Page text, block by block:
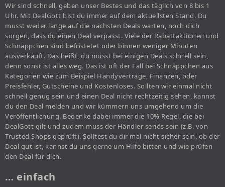
Wir sind schnell, geben unser Bestes und das täglich von 8 bis 1
Uhr. Mit DealGott bist du immer auf dem aktuellsten Stand. Du
musst weder lange auf die nächsten Deals warten, noch dich
sorgen, dass du einen Deal verpasst. Viele der Rabattaktionen und
Schnäppchen sind befristetet oder binnen weniger Minuten
ausverkauft. Das heißt, du musst bei einigen Deals schnell sein,
denn sonst ist alles weg. Das ist oft der Fall bei Schnäppchen aus
Kategorien wie zum Beispiel Handyverträge, Finanzen, oder
Preisfehler, Gutscheine und Kostenloses. Sollten wir einmal nicht
schnell genug sein und einen Deal nicht rechtzeitig sehen, kannst
du den Deal melden und wir kümmern uns umgehend um die
Veröffentlichung. Bedenke dabei immer die 10% Regel, die bei
DealGott gilt und zudem muss der Händler seriös sein (z.B. von
Trusted Shops geprüft). Solltest du dir mal nicht sicher sein, ob der
Deal gut ist, kannst du uns gerne um Hilfe bitten und wie prüfen
den Deal für dich.
… einfach